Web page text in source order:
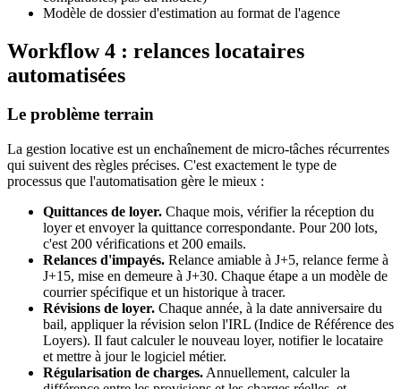
Modèle de dossier d'estimation au format de l'agence
Workflow 4 : relances locataires
automatisées
Le problème terrain
La gestion locative est un enchaînement de micro-tâches récurrentes
qui suivent des règles précises. C'est exactement le type de
processus que l'automatisation gère le mieux :
Quittances de loyer. Chaque mois, vérifier la réception du
loyer et envoyer la quittance correspondante. Pour 200 lots,
c'est 200 vérifications et 200 emails.
Relances d'impayés. Relance amiable à J+5, relance ferme à
J+15, mise en demeure à J+30. Chaque étape a un modèle de
courrier spécifique et un historique à tracer.
Révisions de loyer. Chaque année, à la date anniversaire du
bail, appliquer la révision selon l'IRL (Indice de Référence des
Loyers). Il faut calculer le nouveau loyer, notifier le locataire
et mettre à jour le logiciel métier.
Régularisation de charges. Annuellement, calculer la